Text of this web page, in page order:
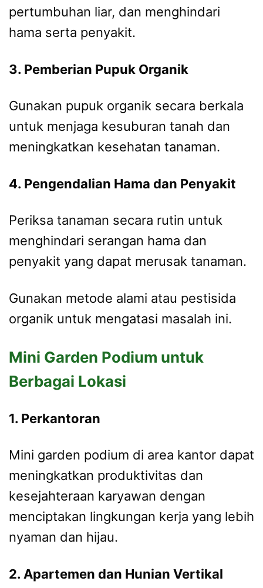
pertumbuhan liar, dan menghindari
hama serta penyakit.
3. Pemberian Pupuk Organik
Gunakan pupuk organik secara berkala
untuk menjaga kesuburan tanah dan
meningkatkan kesehatan tanaman.
4. Pengendalian Hama dan Penyakit
Periksa tanaman secara rutin untuk
menghindari serangan hama dan
penyakit yang dapat merusak tanaman.
Gunakan metode alami atau pestisida
organik untuk mengatasi masalah ini.
Mini Garden Podium untuk
Berbagai Lokasi
1. Perkantoran
Mini garden podium di area kantor dapat
meningkatkan produktivitas dan
kesejahteraan karyawan dengan
menciptakan lingkungan kerja yang lebih
nyaman dan hijau.
2. Apartemen dan Hunian Vertikal